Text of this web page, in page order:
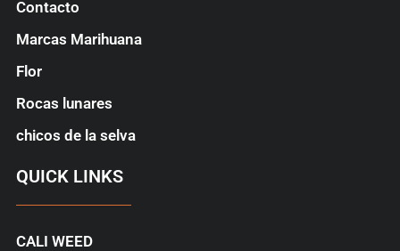
Contacto
Marcas Marihuana
Flor
Rocas lunares
chicos de la selva
QUICK LINKS
CALI WEED